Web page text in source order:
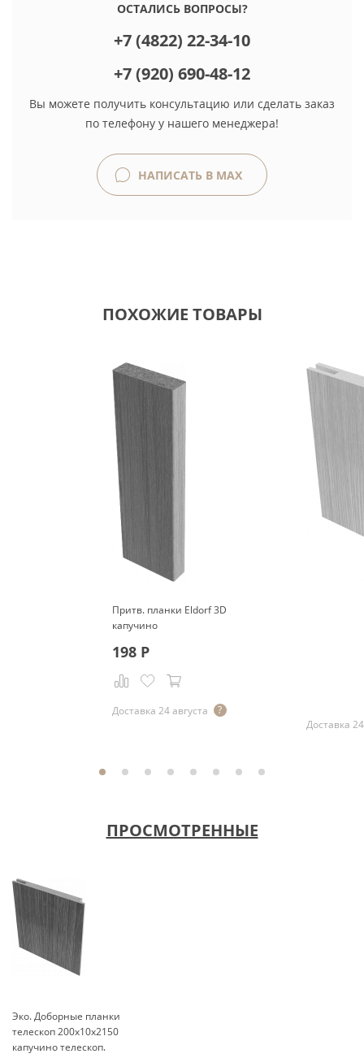
ОСТАЛИСЬ ВОПРОСЫ?
+7 (4822) 22-34-10
+7 (920) 690-48-12
Вы можете получить консультацию или сделать заказ
по телефону у нашего менеджера!
НАПИСАТЬ В MAX
ПОХОЖИЕ ТОВАРЫ
Притв. планки Eldorf 3D
капучино
198Р
Доставка 24 августа
Доставка
ПРОСМОТРЕННЫЕ
Эко. Доборные планки
телескоп 200x10x2150
капучино телескоп.